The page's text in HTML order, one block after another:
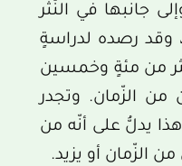
وستٍّ وأربعين (446) صفحة، وإلى جانبها في النّثر
(روائع آل كرمخوبا في فوتا طوبى ما بين 1805م و2007م)، وقد رصده لدراسةٍ
من مئةٍ وخمسين
من الزّمان. وتجدر
يدلُّ على أنّه من
الزّمان أو يزيد.